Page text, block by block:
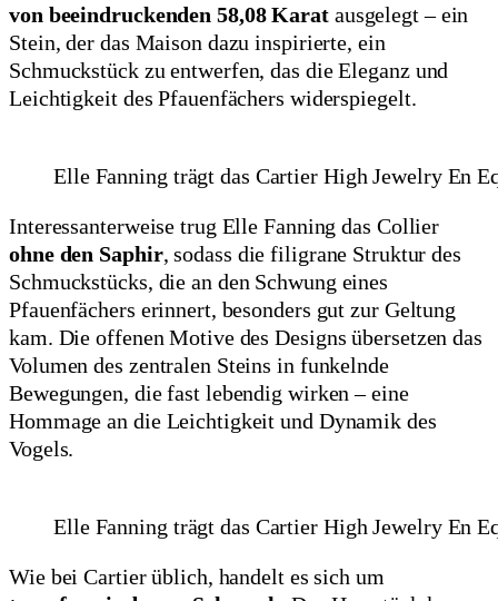
von beeindruckenden 58,08 Karatausgelegt – ein
Stein, der das Maison dazu inspirierte, ein
Schmuckstück zu entwerfen, das die Eleganz und
Leichtigkeit des Pfauenfächers widerspiegelt.
Elle Fanning trägt das Cartier High Jewelry En
Interessanterweise trug Elle Fanning das Collier
ohne den Saphir, sodass die filigrane Struktur des
Schmuckstücks, die an den Schwung eines
Pfauenfächers erinnert, besonders gut zur Geltung
kam. Die offenen Motive des Designs übersetzen das
Volumen des zentralen Steins in funkelnde
Bewegungen, die fast lebendig wirken – eine
Hommage an die Leichtigkeit und Dynamik des
Vogels.
Elle Fanning trägt das Cartier High Jewelry En
Wie bei Cartier üblich, handelt es sich um